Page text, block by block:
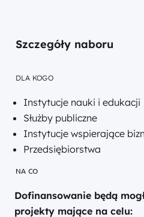
Szczegóły naboru
DLA KOGO
Instytucje nauki i edukacji
Służby publiczne
Instytucje wspierające
Przedsiębiorstwa
NA CO
Dofinansowanie będą
projekty mające na celu: